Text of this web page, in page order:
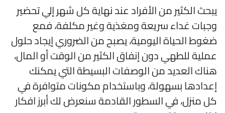
الكثير من الأفراد عند نهاية كل شهر إلي تحضير
غداء سريعة ومغذية وغير مكلفة، فمع
الحياة اليومية، يصبح من الضروري إيجاد حلول
للطهي دون إنفاق الكثير من الوقت أو المال،
العديد من الوصفات البسيطة التي يمكنك
بسهولة، وباستخدام مكونات متوافرة في
منزل، في السطور القادمة سنعرض لك أبرز افكار